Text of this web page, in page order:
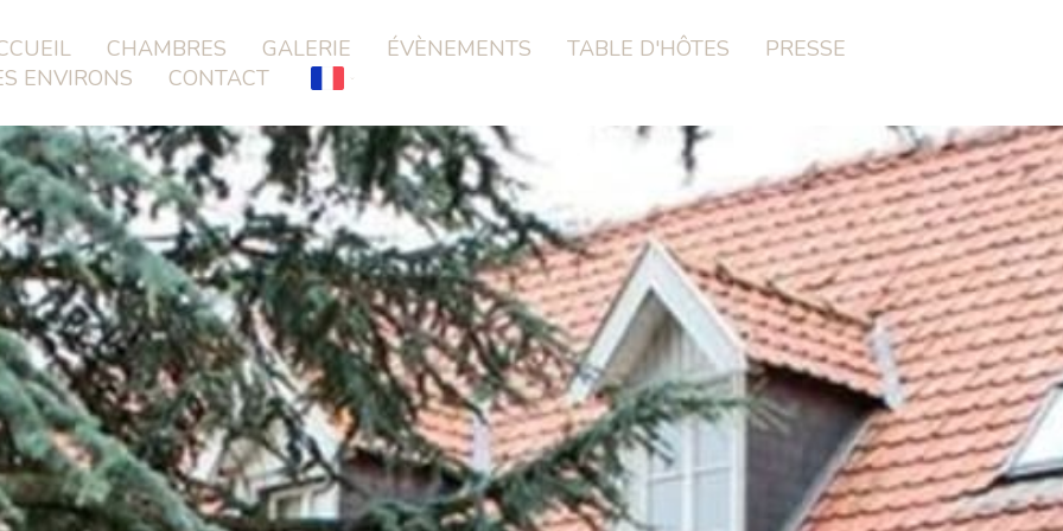
CHAMBRES GALERIE ÉVÈNEMENTS TABLE D'HÔTES
PRESSE
ENVIRONS
CONTACT